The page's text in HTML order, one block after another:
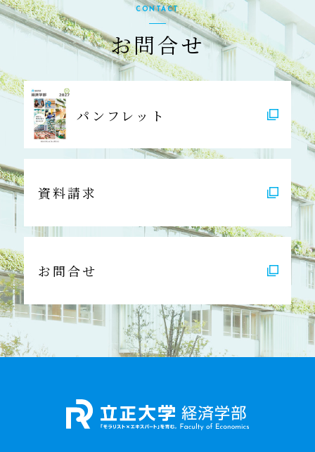
CONTACT
お問合せ
パンフレット
資料請求
お問合せ